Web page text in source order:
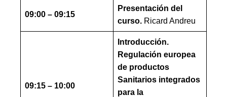
09:00 – 09:15
Presentación del
curso. Ricard Andreu
09:15 – 10:00
Introducción.
Regulación europea
de productos
Sanitarios integrados
para la